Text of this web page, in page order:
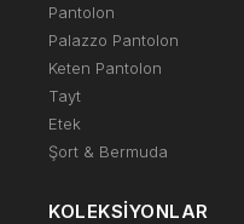
Pantolon
Palazzo Pantolon
Keten Pantolon
Tayt
Etek
Şort & Bermuda
KOLEKSIYONLAR